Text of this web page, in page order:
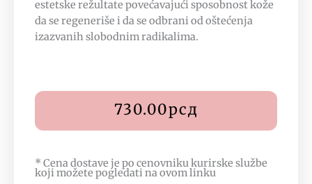
estetske režultate povećavajući sposobnost kože
da se regeneriše i da se odbrani od oštećenja
izazvanih slobodnim radikalima.
730.00рсд
* Cena dostave je po cenovniku kurirske službe
koji možete pogledati naovom linku